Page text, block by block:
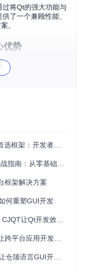
将Qt的强大功能与
了一个兼顾性能、
。
优势
cript
★★★
☆☆
★☆
☆☆
☆☆
★★
☆
全平
：开发者入门指南
从零基础到极速部署
框架解决方案
何重塑GUI开发
率提升300%的秘密武器
开发效率提升300%
言GUI开发提速50%